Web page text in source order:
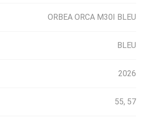
ORBEA ORCA M30I BLEU
BLEU
2026
55, 57